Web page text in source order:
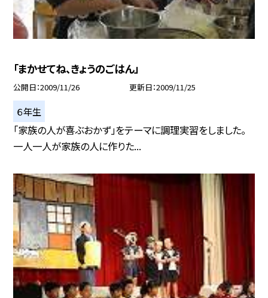
「まかせてね、きょうのごはん」
公開日 2009/11/26 更新日 2009/11/25
６年生
「家族の人が喜ぶおかず」をテーマに調理実習をしました。
一人一人が家族の人に作りた...